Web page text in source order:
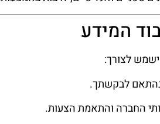
לצורך:
לבקשתך.
החברה והתאמת הצעות.